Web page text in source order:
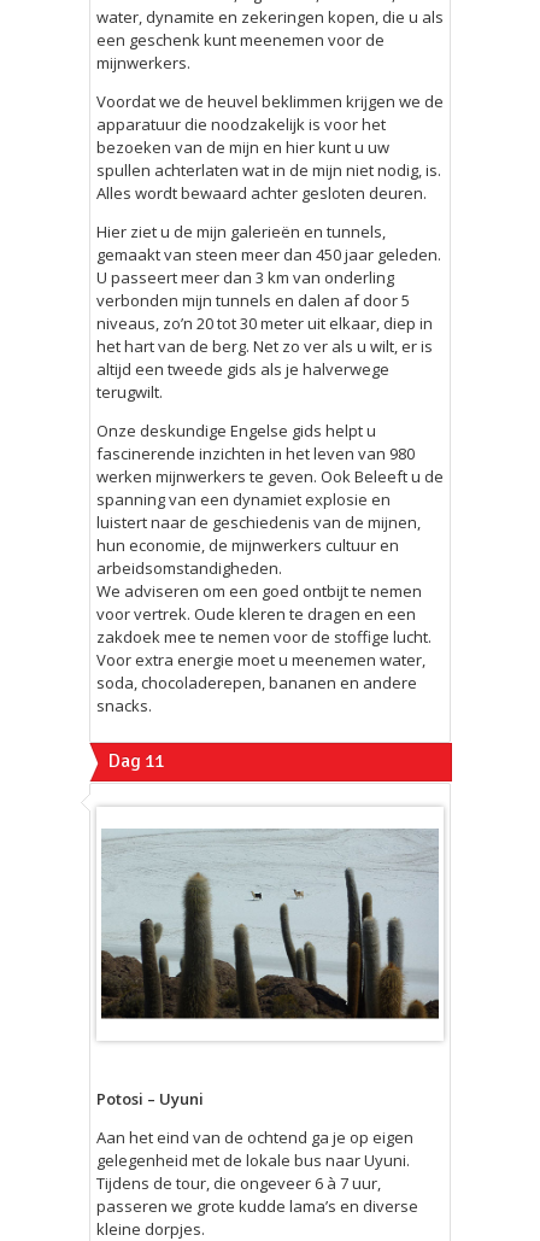
water, dynamite en zekeringen kopen, die u als
een geschenk kunt meenemen voor de
mijnwerkers.
Voordat we de heuvel beklimmen krijgen we de
apparatuur die noodzakelijk is voor het
bezoeken van de mijn en hier kunt u uw
spullen achterlaten wat in de mijn niet nodig, is.
Alles wordt bewaard achter gesloten deuren.
Hier ziet u de mijn galerieën en tunnels,
gemaakt van steen meer dan 450 jaar geleden.
U passeert meer dan 3 km van onderling
verbonden mijn tunnels en dalen af door 5
niveaus, zo’n 20 tot 30 meter uit elkaar, diep in
het hart van de berg. Net zo ver als u wilt, er is
altijd een tweede gids als je halverwege
terugwilt.
Onze deskundige Engelse gids helpt u
fascinerende inzichten in het leven van 980
werken mijnwerkers te geven. Ook Beleeft u de
spanning van een dynamiet explosie en
luistert naar de geschiedenis van de mijnen,
hun economie, de mijnwerkers cultuur en
arbeidsomstandigheden.
We adviseren om een goed ontbijt te nemen
voor vertrek. Oude kleren te dragen en een
zakdoek mee te nemen voor de stoffige lucht.
Voor extra energie moet u meenemen water,
soda, chocoladerepen, bananen en andere
snacks.
Dag 11
Potosi – Uyuni
Aan het eind van de ochtend ga je op eigen
gelegenheid met de lokale bus naar Uyuni.
Tijdens de tour, die ongeveer 6 à 7 uur,
passeren we grote kudde lama’s en diverse
kleine dorpjes.